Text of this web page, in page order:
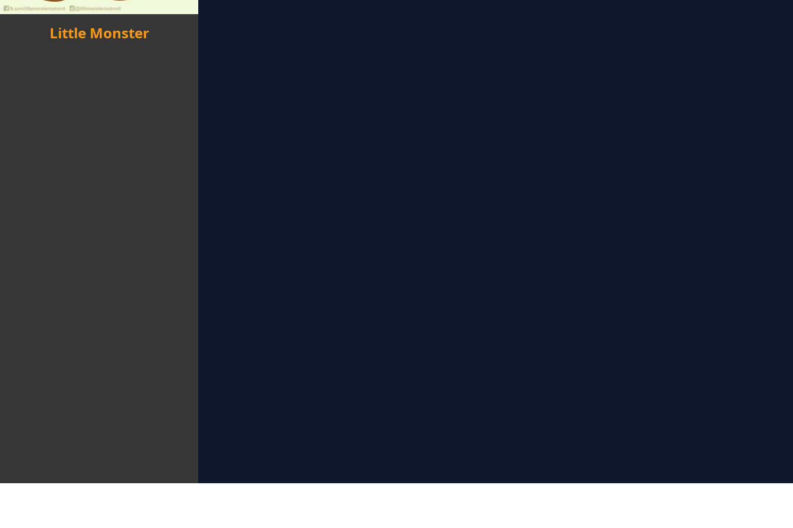
Little Monster